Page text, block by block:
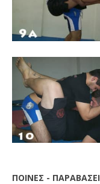
ΠΟΙΝΕΣ -